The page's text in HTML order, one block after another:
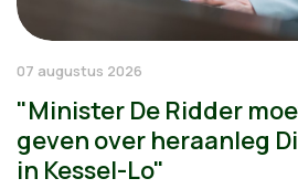
07 augustus 2026
"Minister De Ridder
geven over heraanleg
in Kessel-Lo"